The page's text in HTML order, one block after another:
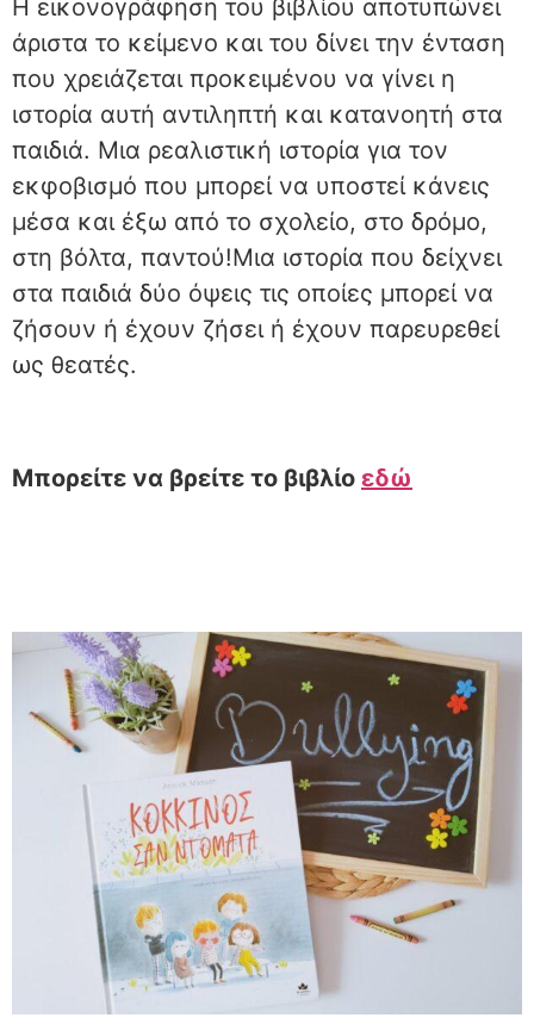
Η εικονογράφηση του βιβλίου αποτυπώνει
άριστα το κείμενο και του δίνει την ένταση
που χρειάζεται προκειμένου να γίνει η
ιστορία αυτή αντιληπτή και κατανοητή στα
παιδιά. Μια ρεαλιστική ιστορία για τον
εκφοβισμό που μπορεί να υποστεί κάνεις
μέσα και έξω από το σχολείο, στο δρόμο,
στη βόλτα, παντού!Μια ιστορία που δείχνει
στα παιδιά δύο όψεις τις οποίες μπορεί να
ζήσουν ή έχουν ζήσει ή έχουν παρευρεθεί
ως θεατές.
Μπορείτε να βρείτε το βιβλίο εδώ